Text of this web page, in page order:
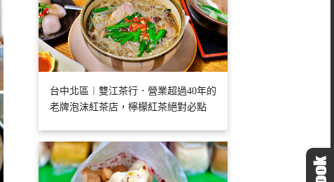
台中北區︱雙江茶行．營業超過40年的
老牌泡沫紅茶店，檸檬紅茶絕對必點